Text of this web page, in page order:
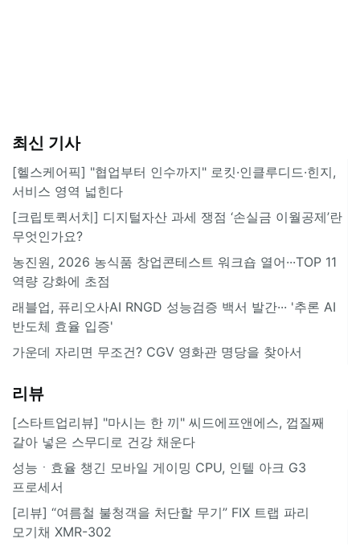
최신 기사
[헬스케어픽] "협업부터 인수까지" 로킷·인클루디드·힌지,
서비스 영역 넓힌다
[크립토퀵서치] 디지털자산 과세 쟁점 ‘손실금 이월공제’란
무엇인가요?
농진원, 2026 농식품 창업콘테스트 워크숍 열어···TOP 11
역량 강화에 초점
래블업, 퓨리오사AI RNGD 성능검증 백서 발간··· '추론 AI
반도체 효율 입증'
가운데 자리면 무조건? CGV 영화관 명당을 찾아서
리뷰
[스타트업리뷰] "마시는 한 끼" 씨드에프앤에스, 껍질째
갈아 넣은 스무디로 건강 채운다
성능ㆍ효율 챙긴 모바일 게이밍 CPU, 인텔 아크 G3
프로세서
[리뷰] “여름철 불청객을 처단할 무기” FIX 트랩 파리
모기채 XMR-302